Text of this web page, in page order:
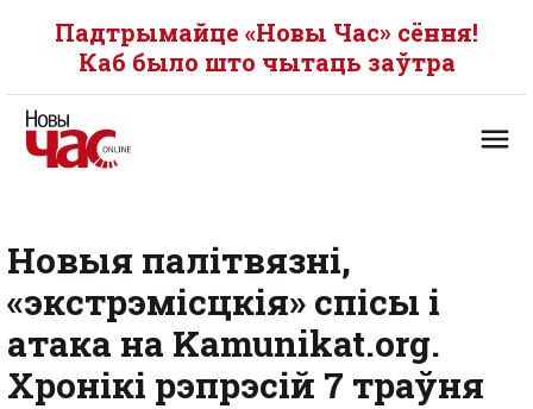
Падтрымайце «Новы Час» сёння!
Каб было што чытаць заўтра
Новыя палітвязні,
«экстрэмісцкія» спісы і
атака на Kamunikat.org.
Хронікі рэпрэсій 7 траўня